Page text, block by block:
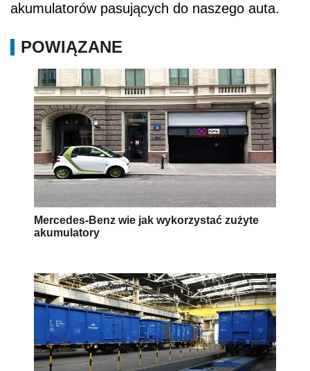
akumulatorów pasujących do naszego auta.
POWIĄZANE
Mercedes-Benz wie jak wykorzystać zużyte
akumulatory